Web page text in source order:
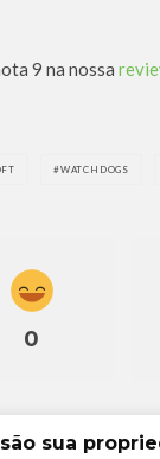
9 na nossa
WATCHDOGS
0
sua